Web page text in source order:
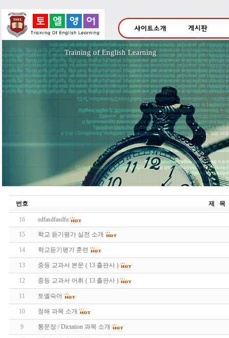
Training of English Learning 초등
번호 제 목
16 sdfasdfasdfa
15 학교 듣기평가 실전 소개
14 학교듣기평가 훈련
13 중등 교과서 본문 ( 13 출판사 )
12 중등 교과서 어휘 ( 13 출판사 )
11 토엘숙어
10 청해 과목 소개
9 통문장 / Dictation 과목 소개